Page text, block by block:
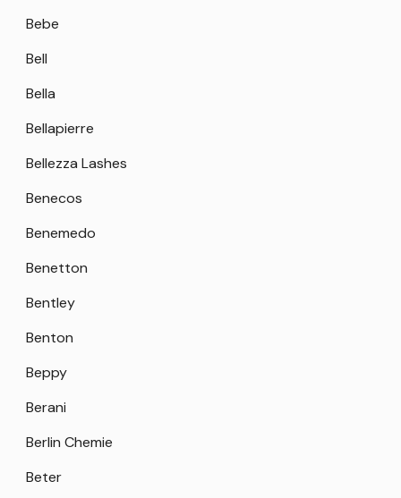
Bebe
Bell
Bella
Bellapierre
Bellezza Lashes
Benecos
Benemedo
Benetton
Bentley
Benton
Beppy
Berani
Berlin Chemie
Beter